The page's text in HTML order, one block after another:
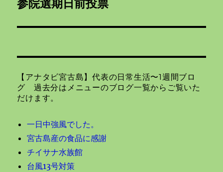
ー
ン
次
投
参院選期日前投票
【アナタビ宮古島】代表の日常生活〜1週間ブロ
グ 過去分はメニューのブログ一覧からご覧いた
だけます。
一日中強風でした。
宮古島産の食品に感謝
チイサナ水族館
台風13号対策